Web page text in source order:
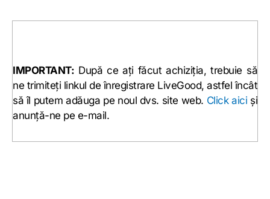
IMPORTANT: După ce ați făcut achiziția, trebuie să
ne trimiteți linkul de înregistrare LiveGood, astfel încât
să îl putem adăuga pe noul dvs. site web. Click aici și
anunță-ne pe e-mail.